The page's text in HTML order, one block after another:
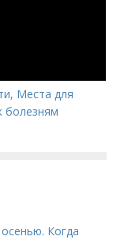
, Места для
болезням
Когда